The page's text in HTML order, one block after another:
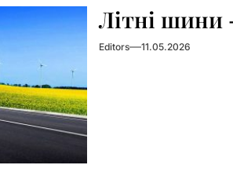
Літні шини
Editors 11.05.2026